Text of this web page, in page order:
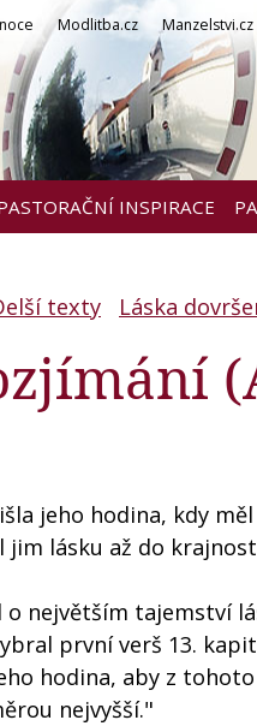
Modlitba.cz Manzelstvi.cz
INSPIRACE
texty Láska
jeho hodina, kdy
lásku až do
největším tajemství
první verš 13.
hodina, aby z
nejvyšší."